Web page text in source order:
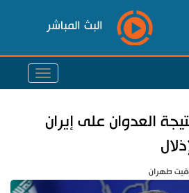
البث المباشر
العدوان على إيران